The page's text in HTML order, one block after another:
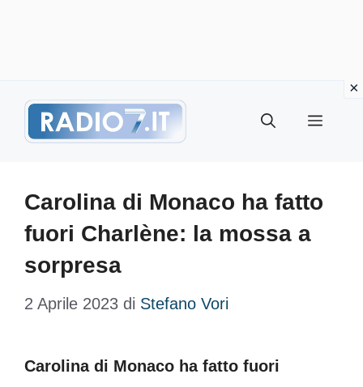
Menu
Carolina di Monaco ha fatto
fuori Charlène: la mossa a
sorpresa
2 Aprile 2023 di Stefano Vori
Carolina di Monaco ha fatto fuori